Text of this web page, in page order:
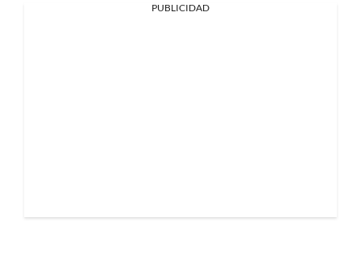
PUBLICIDAD